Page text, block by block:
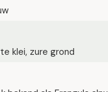
klei, zure grond